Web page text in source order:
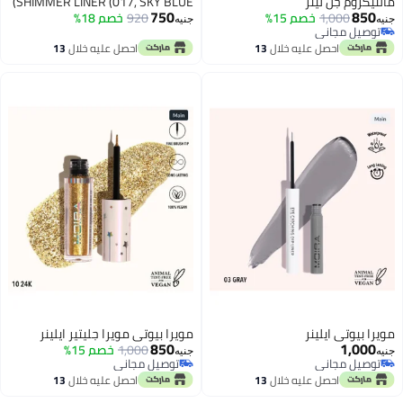
جنيه850
1,000خصم 15%
توصيل مجاني
توصيل مجانياحصل عليه خلال13
جنيه750
920 خصم 18%
احصل عليه خلال13
مويرا بيوتي ايلينر
جنيه1,000
توصيل مجاني
توصيل مجانياحصل عليه خلال13
مويرا بيوتي مويرا جليتير ايلينر
جنيه850
1,000خصم 15%
توصيل مجاني
توصيل مجانياحصل عليه خلال13